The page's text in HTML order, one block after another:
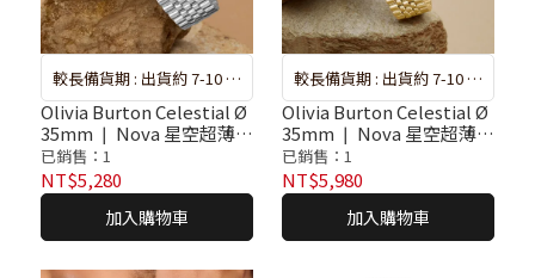
較長備貨期 : 出貨約 7-10 天
❘ 遇斷貨系統將自動取消訂
單，再請重新選購
Olivia Burton Celestial Ø
35mm ❘ Nova 星空超薄寶
石藍不鏽鋼腕錶
已銷售：1
NT$5,280
加入購物車
較長備貨期 : 出貨約 7-10 天
❘ 遇斷貨系統將自動取消訂
單，再請重新選購
Olivia Burton Celestial Ø
35mm ❘ Nova 星空超薄金
色不鏽鋼腕錶
已銷售：1
NT$5,980
加入購物車